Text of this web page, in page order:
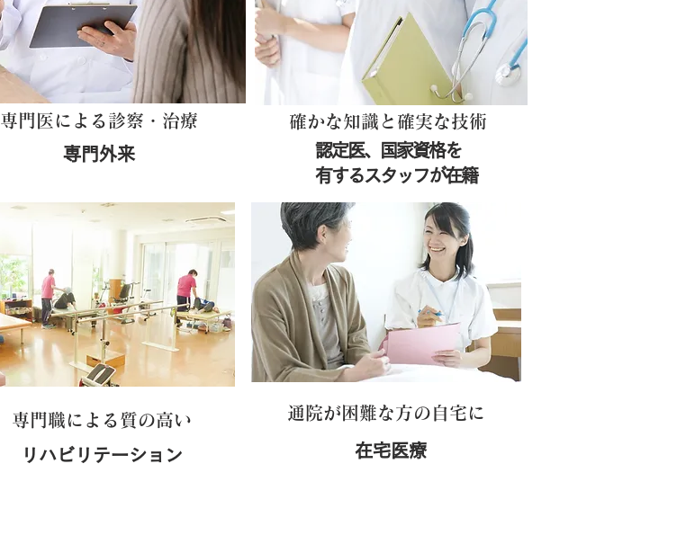
専門医による診察・治療
専門外来
確かな知識と確実な技術
認定医、国家資格を
有するスタッフが在籍
専門職による質の高い
リハビリテーション
通院が困難な方の自宅に
在宅医療